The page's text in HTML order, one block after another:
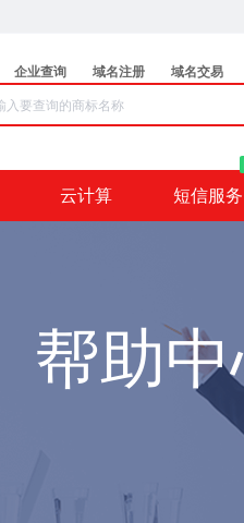
企业查询 域名注册 域名交易
云计算 短信服务
帮助